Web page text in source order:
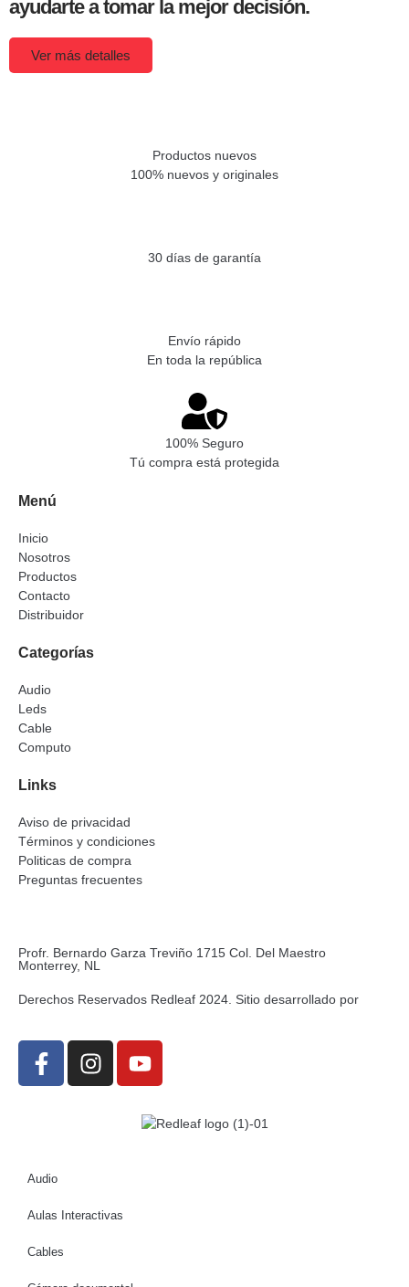
ayudarte a tomar la mejor decisión.
Ver más detalles
Productos nuevos
100% nuevos y originales
30 días de garantía
Envío rápido
En toda la república
100% Seguro
Tú compra está protegida
Menú
Inicio
Nosotros
Productos
Contacto
Distribuidor
Categorías
Audio
Leds
Cable
Computo
Links
Aviso de privacidad
Términos y condiciones
Politicas de compra
Preguntas frecuentes
Profr. Bernardo Garza Treviño 1715 Col. Del Maestro
Monterrey, NL
Derechos Reservados Redleaf 2024. Sitio desarrollado por
Audio
Aulas Interactivas
Cables